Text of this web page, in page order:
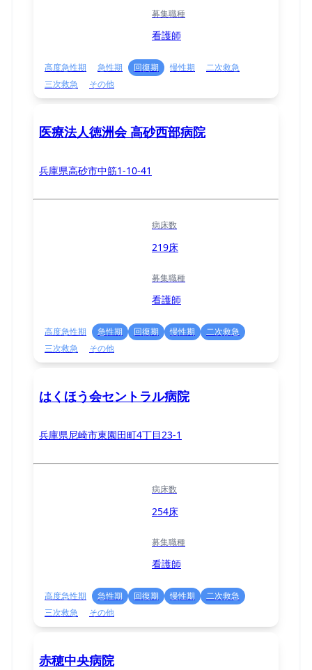
募集職種
看護師
高度急性期 急性期 回復期 慢性期
二次救急
三次救急
その他
医療法人徳洲会 高砂西部病院
兵庫県高砂市中筋1-10-41
病床数
219床
募集職種
看護師
高度急性期 急性期 回復期 慢性期
二次救急
三次救急
その他
はくほう会セントラル病院
兵庫県尼崎市東園田町4丁目23-1
病床数
254床
募集職種
看護師
高度急性期 急性期 回復期 慢性期
二次救急
三次救急
その他
赤穂中央病院